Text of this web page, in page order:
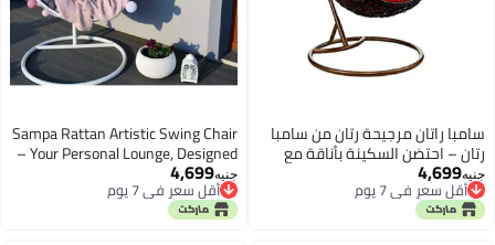
سامبا راتان مرجيحة رتان من سامبا
رتان – احتضن السكينة بأناقة مع
هذه المرجيحة الفردية الرائعة
جنيه4,699
أقل سعر في 7 يوم
أقل سعر في 7 يوم
Sampa Rattan Artistic Swing Chair
– Your Personal Lounge, Designed
for One.
جنيه4,699
أقل سعر في 7 يوم
أقل سعر في 7 يوم